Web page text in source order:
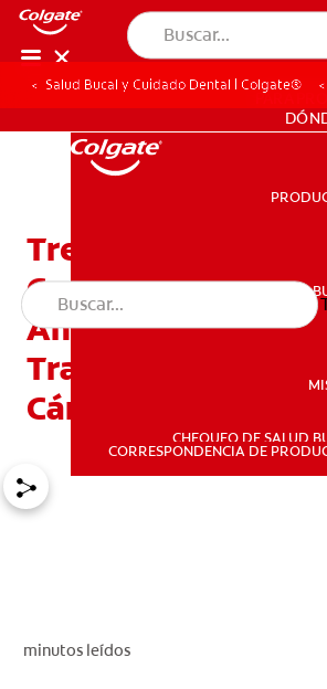
PARA
SALUD
CHEQUEO DE SALUD
CORRESPONDENCIA DE
Salud Bucal y Cuidado Dental | Colgate®
Tres Buenos
Consultar A Su
Antes De Realizar
Tratamiento Contra
Cáncer
minutos leídos